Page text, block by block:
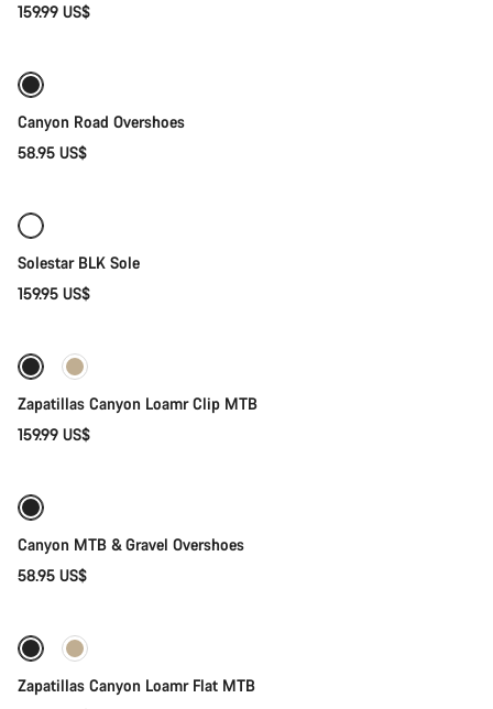
159.99 US$
Canyon Road Overshoes
58.95 US$
Solestar BLK Sole
159.95 US$
Nuevo
Zapatillas Canyon Loamr Clip MTB
159.99 US$
Canyon MTB & Gravel Overshoes
58.95 US$
Nuevo
Zapatillas Canyon Loamr Flat MTB